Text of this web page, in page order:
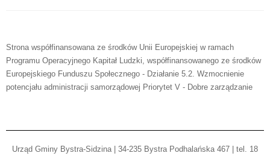
Strona współfinansowana ze środków Unii Europejskiej w ramach
Programu Operacyjnego Kapitał Ludzki, współfinansowanego ze środków
Europejskiego Funduszu Społecznego - Działanie 5.2. Wzmocnienie
potencjału administracji samorządowej Priorytet V - Dobre zarządzanie
Urząd Gminy Bystra-Sidzina | 34-235 Bystra Podhalańska 467 | tel. 18